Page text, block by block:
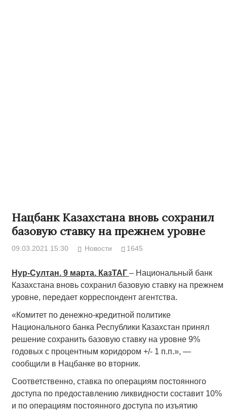
Нацбанк Казахстана вновь сохранил
базовую ставку на прежнем уровне
09.03.2021 15:30 Новости 1645
Нур-Султан. 9 марта. КазТАГ – Национальный банк
Казахстана вновь сохранил базовую ставку на прежнем
уровне, передает корреспондент агентства.
«Комитет по денежно-кредитной политике
Национального банка Республики Казахстан принял
решение сохранить базовую ставку на уровне 9%
годовых с процентным коридором +/- 1 п.п.», —
сообщили в Нацбанке во вторник.
Соответственно, ставка по операциям постоянного
доступа по предоставлению ликвидности составит 10%
и по операциям постоянного доступа по изъятию